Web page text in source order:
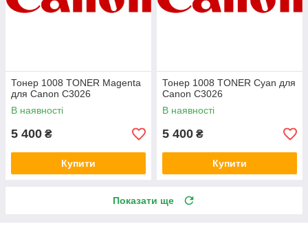
Тонер 1008 TONER Magenta
для Canon C3026
В наявності
5 400 ₴
Купити
Тонер 1008 TONER Cyan для
Canon C3026
В наявності
5 400 ₴
Купити
Показати ще